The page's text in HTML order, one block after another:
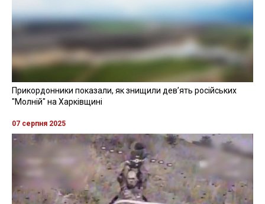
Прикордонники показали, як знищили девʼять російських
"Молній" на Харківщині
07 серпня 2025